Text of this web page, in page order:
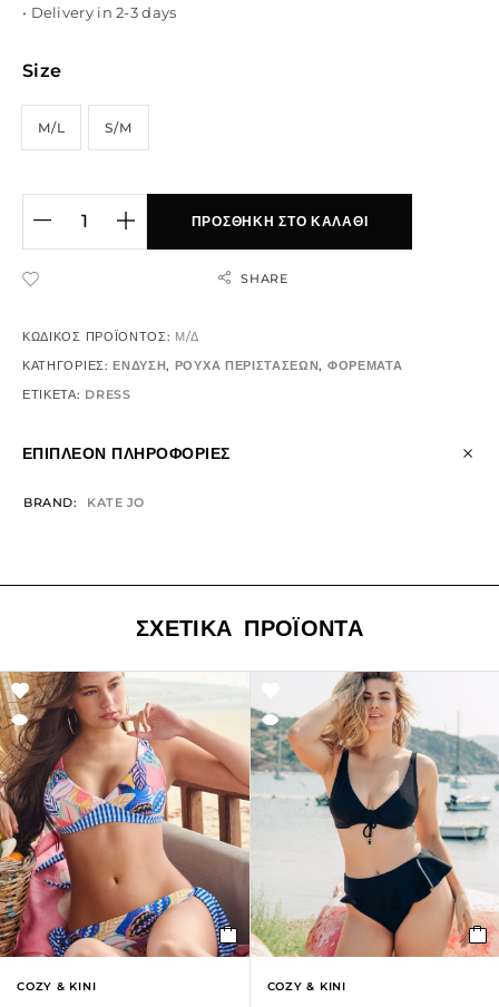
• Delivery in 2-3 days
Size
M/L S/M
ΠΡΟΣΘΉΚΗ ΣΤΟ ΚΑΛΆΘΙ
SHARE
ΚΩΔΙΚΌΣ ΠΡΟΪΌΝΤΟΣ: Μ/Δ
ΚΑΤΗΓΟΡΊΕΣ:ΕΝΔΥΣΗ, ΡΟΥΧΑ ΠΕΡΙΣΤΑΣΕΩΝ, ΦΟΡΕΜΑΤΑ
ΕΤΙΚΈΤΑ: DRESS
ΕΠΙΠΛΈΟΝ ΠΛΗΡΟΦΟΡΊΕΣ
BRAND KATE JO
ΣΧΕΤΙΚΆ ΠΡΟΪΌΝΤΑ
COZY & KINI COZY & KINI